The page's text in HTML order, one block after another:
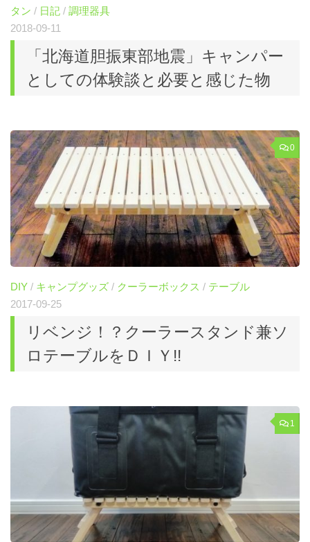
タン / 日記 / 調理器具
2018-09-11
「北海道胆振東部地震」キャンパー
としての体験談と必要と感じた物
0
DIY / キャンプグッズ / クーラーボックス / テーブル
2017-09-25
リベンジ！？クーラースタンド兼ソ
ロテーブルをＤＩＹ!!
1